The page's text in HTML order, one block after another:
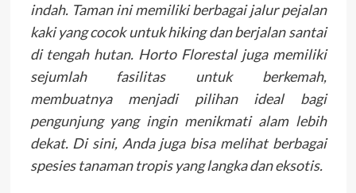
indah. Taman ini memiliki berbagai jalur pejalan
kaki yang cocok untuk hiking dan berjalan santai
di tengah hutan. Horto Florestal juga memiliki
sejumlah fasilitas untuk berkemah,
membuatnya menjadi pilihan ideal bagi
pengunjung yang ingin menikmati alam lebih
dekat. Di sini, Anda juga bisa melihat berbagai
spesies tanaman tropis yang langka dan eksotis.